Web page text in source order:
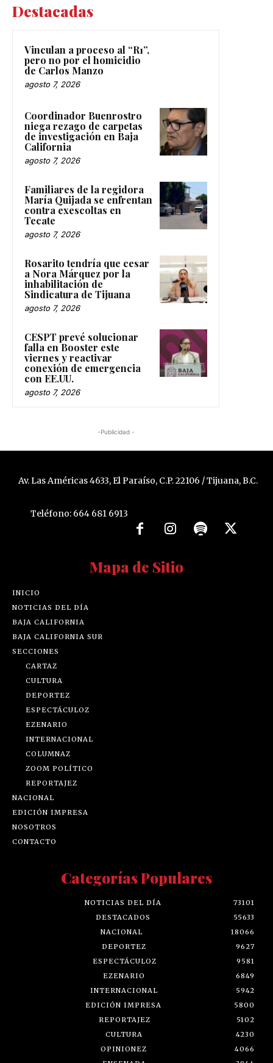
Destacadas
Vinculan a proceso al “R1”,
pero no por el homicidio
de Carlos Manzo
agosto 7, 2026
Coordinador Buenrostro
niega rezago de carpetas
de investigación en Baja
California
agosto 7, 2026
Familiares de la regidora
María Quijada se enfrentan
contra exescoltas en
Tecate
agosto 7, 2026
Rosarito tendría que cesar
a Nora Márquez por la
inhabilitación de
Sindicatura de Tijuana
agosto 7, 2026
CESPT prevé solucionar
falla en Booster este
viernes y reactivar
conexión de emergencia
con EE.UU.
agosto 7, 2026
-Publicidad -
Av. Las Américas 4633, El Paraíso, C.P. 22106 / Tijuana, B.C.
Teléfono: 664 681 6913
Mapa de Sitio
INICIO
NOTICIAS DEL DÍA
BAJA CALIFORNIA
BAJA CALIFORNIA SUR
SECCIONES
CARTAZ
CULTURA
DEPORTEZ
ESPECTÁCULOZ
EZENARIO
INTERNACIONAL
COLUMNAZ
ZOOM POLÍTICO
REPORTAJEZ
NACIONAL
EDICIÓN IMPRESA
NOSOTROS
CONTACTO
Categorías Populares
NOTICIAS DEL DÍA
73101
DESTACADOS
55633
NACIONAL
18066
DEPORTEZ
9627
ESPECTÁCULOZ
9581
EZENARIO
6849
INTERNACIONAL
5942
EDICIÓN IMPRESA
5800
REPORTAJEZ
5102
CULTURA
4230
OPINIONEZ
4066